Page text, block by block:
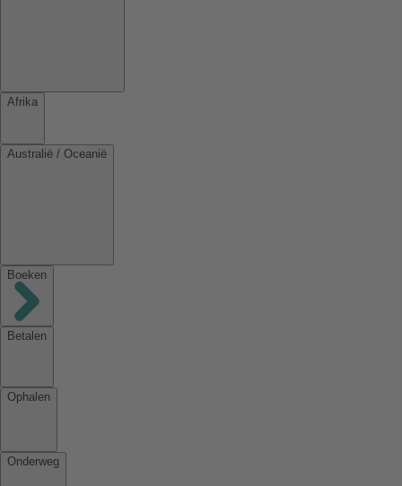
Afrika
Australië / Oceanië
Boeken
Betalen
Ophalen
Onderweg